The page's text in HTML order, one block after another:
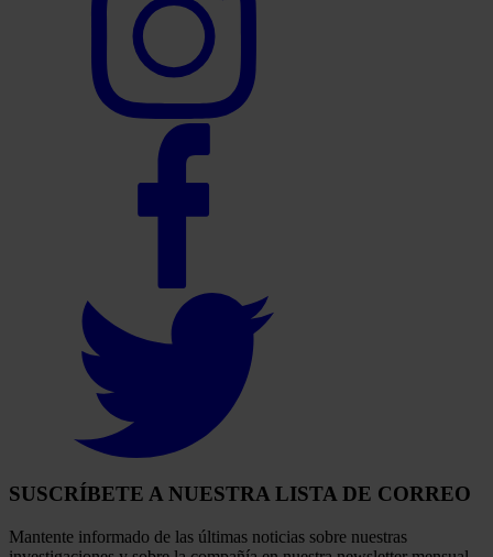
SUSCRÍBETE A NUESTRA LISTA DE CORREO
Mantente informado de las últimas noticias sobre nuestras